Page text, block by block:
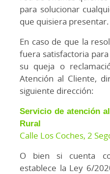
para solucionar
que quisiera presentar.
En caso de que la
fuera satisfactoria
su queja o
Atención al Cliente,
siguiente dirección:
Servicio de atención
Rural
Calle Los Coches, 2
O bien si cuenta
establece la Ley 6/